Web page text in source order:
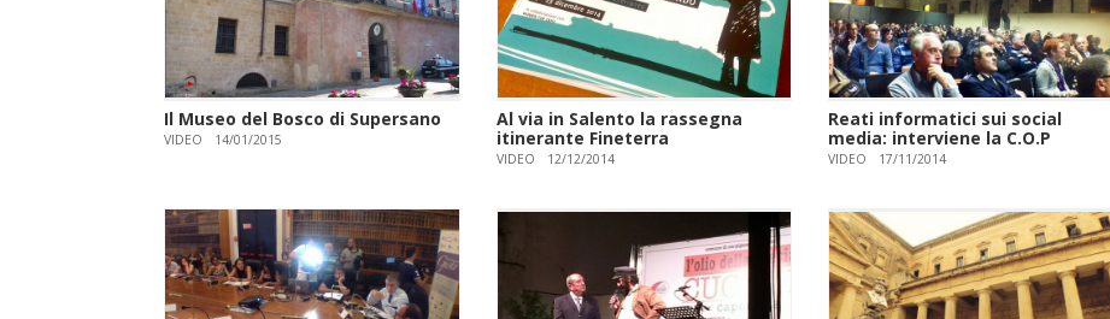
Il Museo del Bosco di Supersano
VIDEO 14/01/2015
Al via in Salento la rassegna
itinerante Fineterra
VIDEO 12/12/2014
Reati informatici sui social
media: interviene la C.O.P
VIDEO 17/11/2014